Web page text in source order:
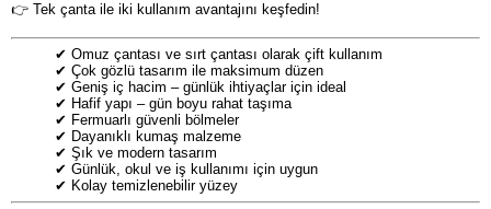
👉 Tek çanta ile iki kullanım avantajını keşfedin!
✔ Omuz çantası ve sırt çantası olarak çift kullanım
✔ Çok gözlü tasarım ile maksimum düzen
✔ Geniş iç hacim – günlük ihtiyaçlar için ideal
✔ Hafif yapı – gün boyu rahat taşıma
✔ Fermuarlı güvenli bölmeler
✔ Dayanıklı kumaş malzeme
✔ Şık ve modern tasarım
✔ Günlük, okul ve iş kullanımı için uygun
✔ Kolay temizlenebilir yüzey